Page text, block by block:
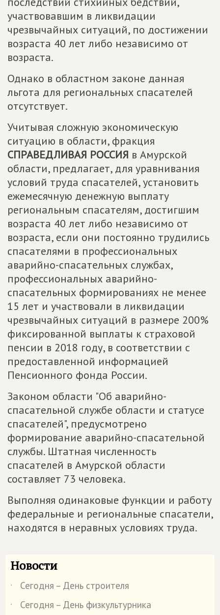
участвовавшим в ликвидации
чрезвычайных ситуаций, по достижении
возраста 40 лет либо независимо от
возраста.
Однако в областном законе данная
льгота для региональных спасателей
отсутствует.
Учитывая сложную экономическую
ситуацию в области, фракция
СПРАВЕДЛИВАЯ РОССИЯ в Амурской
области, предлагает, для уравнивания
условий труда спасателей, установить
ежемесячную денежную выплату
региональным спасателям, достигшим
возраста 40 лет либо независимо от
возраста, если они постоянно трудились
спасателями в профессиональных
аварийно-спасательных службах,
профессиональных аварийно-
спасательных формированиях не менее
15 лет и участвовали в ликвидации
чрезвычайных ситуаций в размере 200%
фиксированной выплаты к страховой
пенсии в 2018 году, в соответствии с
предоставленной информацией
Пенсионного фонда России.
Законом области "Об аварийно-
спасательной службе области и статусе
спасателей", предусмотрено
формирование аварийно-спасательной
службы. Штатная численность
спасателей в Амурской области
составляет 73 человека.
Выполняя одинаковые функции и работу
федеральные и региональные спасатели,
находятся в неравных условиях труда.
Новости
˙
Сегодня – День строителя
˙
Сегодня – День физкультурника